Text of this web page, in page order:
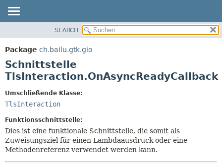
PACKAGE
KLASSE
BAUM
INDEX
KONSTRUKTOR
METHODE
SEARCH
Package ch.bailu.gtk.gio
Schnittstelle
TlsInteraction.OnAsyncReadyCallback
Umschließende Klasse:
TlsInteraction
Funktionsschnittstelle:
Dies ist eine funktionale Schnittstelle, die somit als
Zuweisungsziel für einen Lambdaausdruck oder eine
Methodenreferenz verwendet werden kann.